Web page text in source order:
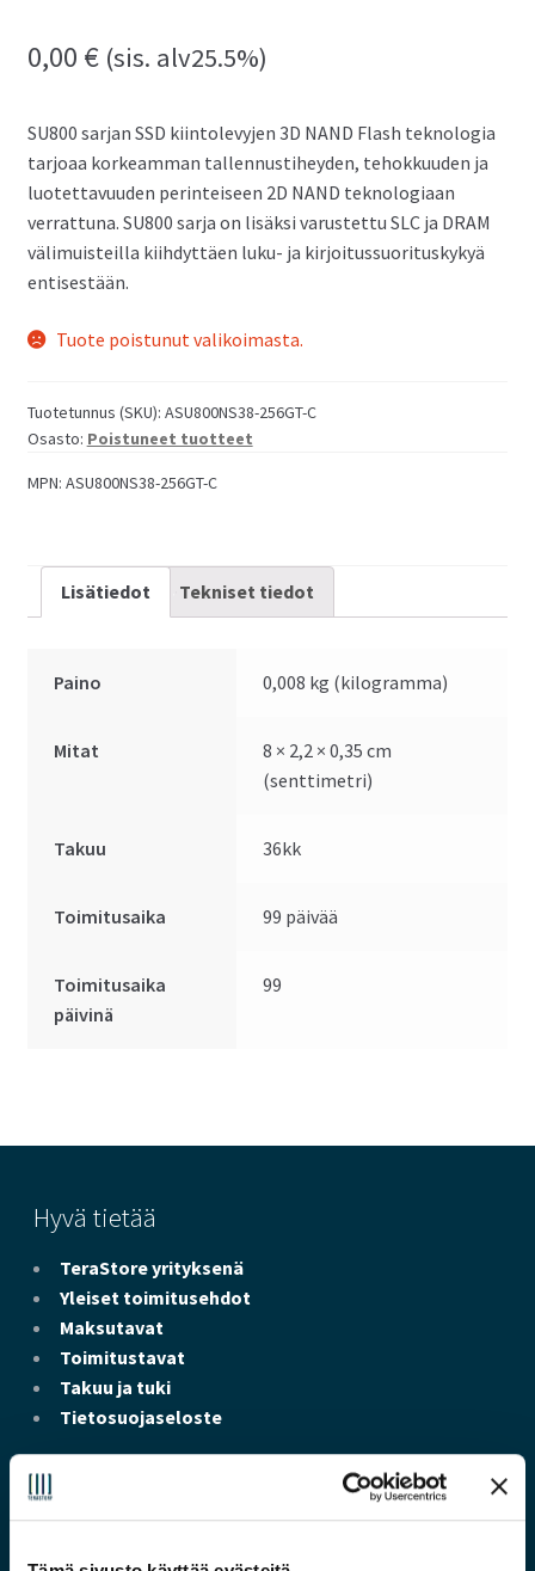
0,00 €(sis. alv25.5%)
SU800 sarjan SSD kiintolevyjen 3D NAND Flash teknologia
tarjoaa korkeamman tallennustiheyden, tehokkuuden ja
luotettavuuden perinteiseen 2D NAND teknologiaan
verrattuna. SU800 sarja on lisäksi varustettu SLC ja DRAM
välimuisteilla kiihdyttäen luku- ja kirjoitussuorituskykyä
entisestään.
Tuote poistunut valikoimasta.
Tuotetunnus (SKU): ASU800NS38-256GT-C
Osasto: Poistuneet tuotteet
MPN: ASU800NS38-256GT-C
Lisätiedot Tekniset tiedot
Paino 0,008 kg (kilogramma)
Mitat
8 × 2,2 × 0,35 cm
(senttimetri)
Takuu 36kk
Toimitusaika 99 päivää
Toimitusaika
päivinä
99
Hyvä tietää
TeraStore yrityksenä
Yleiset toimitusehdot
Maksutavat
Toimitustavat
Takuu ja tuki
Tietosuojaseloste
Yhteystiedot
Chat(24/7)